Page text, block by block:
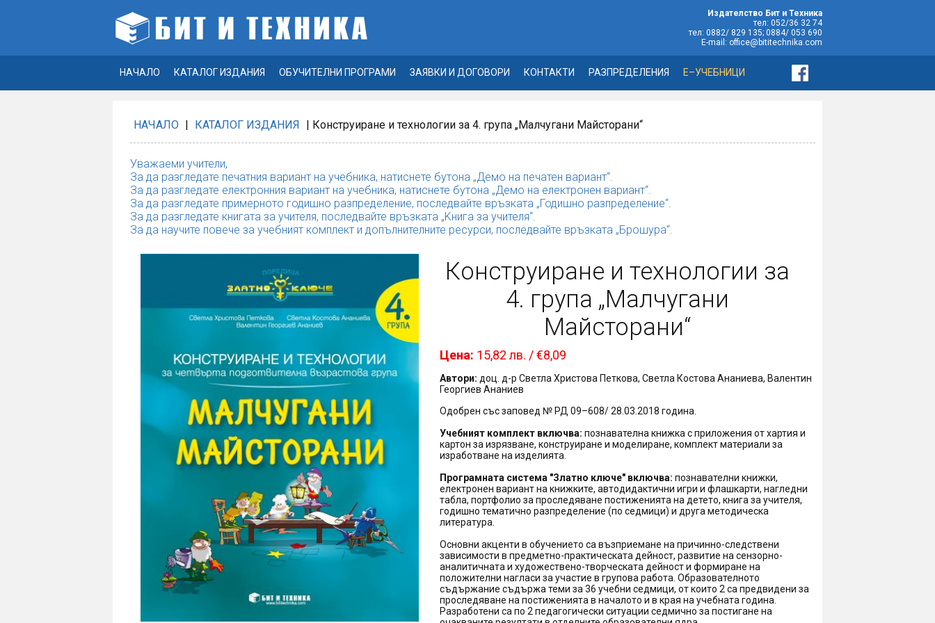
Издателство Бит и Техника
тел: 052/36 32 74
тел: 0882/ 829 135; 0884/ 053 690
E-mail: office@bititechnika.com
НАЧАЛО КАТАЛОГ ИЗДАНИЯ ОБУЧИТЕЛНИ ПРОГРАМИ ЗАЯВКИ И ДОГОВОРИ КОНТАКТИ РАЗПРЕДЕЛЕНИЯ Е–УЧЕБНИЦИ
НАЧАЛО | КАТАЛОГ ИЗДАНИЯ | Конструиране и технологии за 4. група „Малчугани Майсторани“
Уважаеми учители,
За да разгледате печатния вариант на учебника, натиснете бутона „Демо на печатен вариант“.
За да разгледате електронния вариант на учебника, натиснете бутона „Демо на електронен вариант“.
За да разгледате примерното годишно разпределение, последвайте връзката „Годишно разпределение“.
За да разгледате книгата за учителя, последвайте връзката „Kнига за учителя“.
За да научите повече за учебният комплект и допълнителните ресурси, последвайте връзката „Брошура“.
Конструиране и технологии за
4. група „Малчугани
Майсторани“
Цена: 15,82 лв. / €8,09
Автори: доц. д-р Светла Христова Петкова, Светла Костова Ананиева, Валентин
Георгиев Ананиев
Одобрен със заповед № РД 09–608/ 28.03.2018 година.
Учебният комплект включва: познавателна книжка с приложения от хартия и
картон за изрязване, конструиране и моделиране, комплект материали за
изработване на изделията.
Програмната система "Златно ключе" включва: познавателни книжки,
електронен вариант на книжките, автодидактични игри и флашкарти, нагледни
табла, портфолио за проследяване постиженията на детето, книга за учителя,
годишно тематично разпределение (по седмици) и друга методическа
литература.
Основни акценти в обучението са възприемане на причинно-следствени
зависимости в предметно-практическата дейност, развитие на сензорно-
аналитичната и художествено-творческата дейност и формиране на
положителни нагласи за участие в групова работа. Образователното
съдържание съдържа теми за 36 учебни седмици, от които 2 са предвидени за
проследяване на постиженията в началото и в края на учебната година.
Разработени са по 2 педагогически ситуации седмично за постигане на